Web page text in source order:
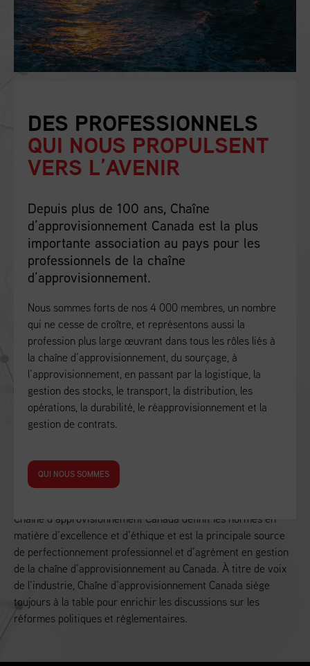
Alimenter la croissance économique du Canada
Chaîne d’approvisionnement Canada définit les normes en
matière d’excellence et d’éthique et est la principale source
de perfectionnement professionnel et d’agrément en gestion
de la chaîne d’approvisionnement au Canada. À titre de voix
de l’industrie, Chaîne d’approvisionnement Canada siège
toujours à la table pour enrichir les discussions sur les
réformes politiques et réglementaires.
DES PROFESSIONNELS
QUI NOUS PROPULSENT
VERS L’AVENIR
Depuis plus de 100 ans, Chaîne
d’approvisionnement Canada est la plus
importante association au pays pour les
professionnels de la chaîne
d’approvisionnement.
Nous sommes forts de nos 4 000 membres, un nombre
qui ne cesse de croître, et représentons aussi la
profession plus large œuvrant dans tous les rôles liés à
la chaîne d’approvisionnement, du sourçage, à
l’approvisionnement, en passant par la logistique, la
gestion des stocks, le transport, la distribution, les
opérations, la durabilité, le réapprovisionnement et la
gestion de contrats.
QUI NOUS SOMMES